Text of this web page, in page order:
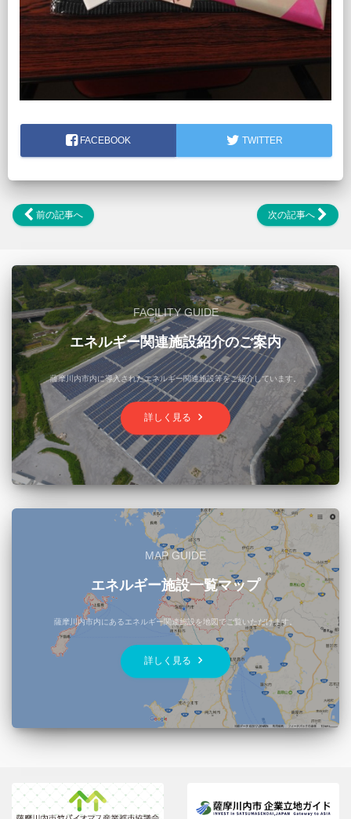
FACEBOOK TWITTER
前の記事へ 次の記事へ
FACILITY GUIDE
エネルギー関連施設紹介のご案内
薩摩川内市内に導入されたエネルギー関連施設等をご紹介しています。
詳しく見る keyboard_arrow_right
MAP GUIDE
エネルギー施設一覧マップ
薩摩川内市内にあるエネルギー関連施設を地図でご覧いただけます。
詳しく見る keyboard_arrow_right